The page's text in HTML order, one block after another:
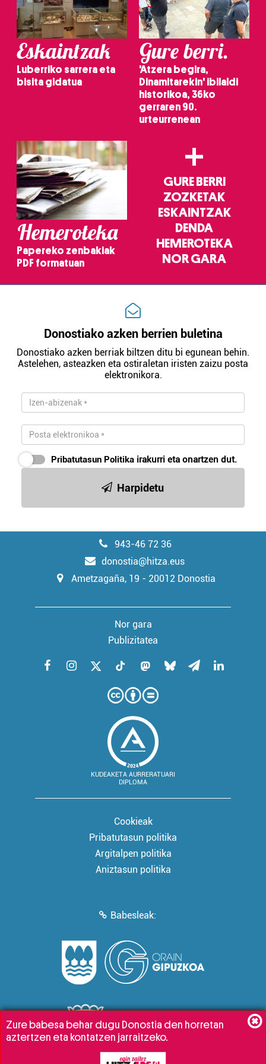
Eskaintzak
Luberriko sarrera eta
bisita gidatua
Gure berri.
'Atzera begira,
Dinamitarekin' ibilaldi
historikoa, 36ko
gerraren 90.
urteurrenean
Hemeroteka
Papereko zenbakiak
PDF formatuan
+
GURE BERRI
ZOZKETAK
ESKAINTZAK
DENDA
HEMEROTEKA
NOR GARA
Donostiako azken berrien buletina
Donostiako azken berriak biltzen ditu bi egunean behin.
Astelehen, asteazken eta ostiraletan iristen zaizu posta
elektronikora.
Pribatutasun Politika irakurri eta onartzen dut.
Harpidetu
943-46 72 36
donostia@hitza.eus
Ametzagaña, 19 - 20012 Donostia
Nor gara
Publizitatea
KUDEAKETA AURRERATUARI
DIPLOMA
Cookieak
Pribatutasun politika
Argitalpen politika
Aniztasun politika
Babesleak:
Zure babesa behar dugu Donostia den horretan
aztertzen eta kontatzen jarraitzeko.